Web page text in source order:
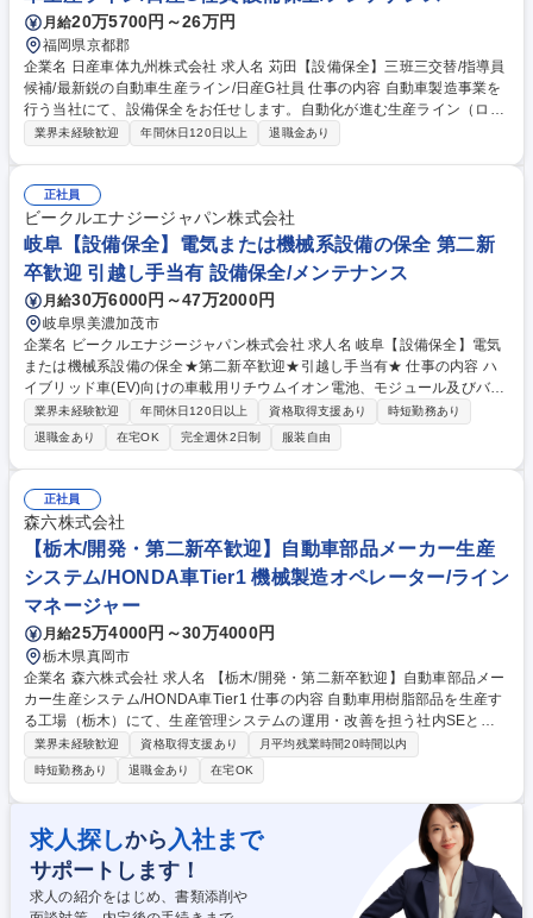
月給20万5700円～26万円
福岡県京都郡
企業名 日産車体九州株式会社 求人名 苅田【設備保全】三班三交替/指導員
候補/最新鋭の自動車生産ライン/日産G社員 仕事の内容 自動車製造事業を
行う当社にて、設備保全をお任せします。自動化が進む生産ライン（ロボ
ット・AGV等）の点検・修理・改善がメインミッション。将来は指導員と
善（DIY含む） ■最新のセンシング技術を用いた予防保全の仕組みづくり
■保全計画の立案、故障履歴のデータ管理 入社後は研修を通じ当社の設備
を理解し、数年後には指導員としてメンバー教育や現場改善の主導をお任
せします。 募集職種 苅田【設備保全】三班三交替/指導員候補/最新鋭の自
動車生産ライン/日産G社員
業界未経験歓迎 年間休日120日以上 退職金あり
正社員
ビークルエナジージャパン株式会社
岐阜【設備保全】電気または機械系設備の保全 第二新
卒歓迎 引越し手当有 設備保全/メンテナンス
月給30万6000円～47万2000円
岐阜県美濃加茂市
企業名 ビークルエナジージャパン株式会社 求人名 岐阜【設備保全】電気
または機械系設備の保全★第二新卒歓迎★引越し手当有★ 仕事の内容 ハ
イブリッド車(EV)向けの車載用リチウムイオン電池、モジュール及びバッ
テリーマネジメントシステムの開発、製造、および販売をしている当社に
て設備保全での業務をお任せします。★未経験歓迎★ 【詳細】OJT形式で
先輩社員から仕事を教わり、以下の業務をご経験に応じてお任せしていき
ます。■機械系・電気系設備の事後保全、予防保全、予知保全。■組立てラ
インのプロセス要因解析や対策の実施、データ解析によるトラブル未然防
止(ドカ停/チョコ停)など 【採用背景】事業拡大に伴い、保全力の強化と設
備技術系の取組みを強化＆組織拡大を企図した採用です。※建物の改変を
伴う業務は含みません。 募集職種 岐阜【設備保全】電気または機械系設
備の保全★第二新卒歓迎★引越し手当有★
業界未経験歓迎 年間休日120日以上 資格取得支援あり
時短勤務あり
退職金あり
在宅OK 完全週休2日制 服装自由
正社員
森六株式会社
【栃木/開発・第二新卒歓迎】自動車部品メーカー生産
システム/HONDA車Tier1 機械製造オペレーター/ライン
マネージャー
月給25万4000円～30万4000円
栃木県真岡市
企業名 森六株式会社 求人名 【栃木/開発・第二新卒歓迎】自動車部品メー
カー生産システム/HONDA車Tier1 仕事の内容 自動車用樹脂部品を生産す
る工場（栃木）にて、生産管理システムの運用・改善を担う社内SEとし
てご活躍いただきます。 【業務内容】生産管理システムの開発・運用・保
守／工場担当者からの要望ヒアリング 【職場環境/魅力】落ち着いた風土
の会社で社員の定着性も非常に良いです 募集職種 【栃木/開発・第二新卒
歓迎】自動車部品メーカー生産システム/HONDA車Tier1
業界未経験歓迎 資格取得支援あり
月平均残業時間20時間以内
時短勤務あり
退職金あり 在宅OK
求人探しから 入社まで
サポートします！
求人の紹介をはじめ、書類添削や